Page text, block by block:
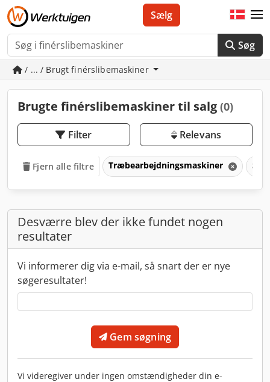
Søg
Sælg
/ ... / Brugt finérslibemaskiner
Brugte finérslibemaskiner til salg (0)
Filter Relevans
Fjern alle filtre Træbearbejdningsmaskiner
Desværre blev der ikke fundet nogen
resultater
Vi informerer dig via e-mail, så snart der er nye
søgeresultater!
Gem søgning
Vi videregiver under ingen omstændigheder din e-